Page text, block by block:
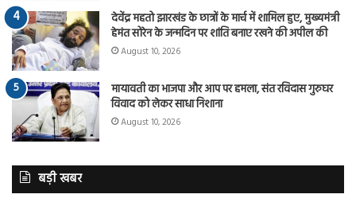
देवेंद्र महतो झारखंड के छात्रों के मार्च में शामिल हुए, मुख्यमंत्री
हेमंत सोरेन के जन्मदिन पर शांति बनाए रखने की अपील की
August 10, 2026
मायावती का भाजपा और आप पर हमला, संत रविदास गुरुघर
विवाद को लेकर साधा निशाना
August 10, 2026
बड़ी खबर